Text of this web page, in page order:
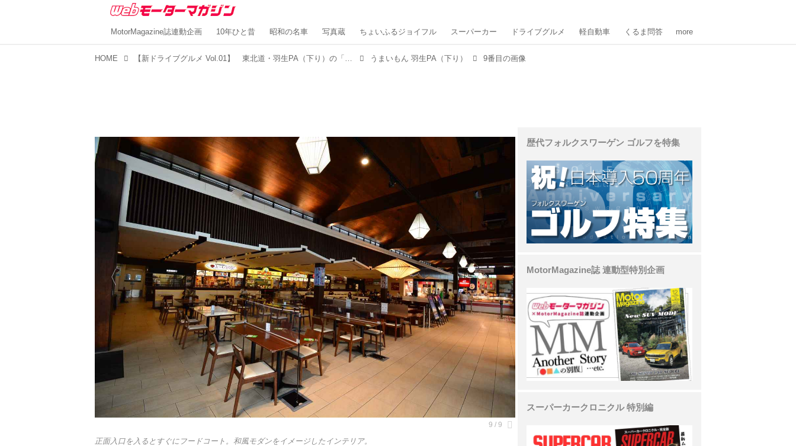
MotorMagazine誌連動企画 10年ひと昔 昭和の名車 写真蔵 ちょいふるジョイフル スーパーカー ドライブグルメ 軽自動車 くるま問答 more
HOME 【新ドライブグルメ Vol.01】 東北道・羽生PA（下り）の「メガ盛りの丼ぶりとステーキ重」 うまいもん 羽生PA（下り） 9番目の画像
正面入口を入るとすぐにフードコート。和風モダンをイメージしたインテリア。
歴代フォルクスワーゲン ゴルフを特集
MotorMagazine誌 連動型特別企画
スーパーカークロニクル 特別編